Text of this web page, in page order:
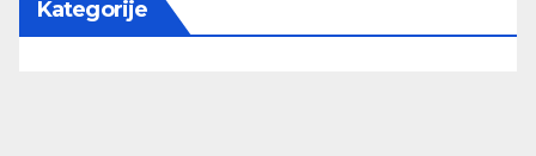
Kategorije